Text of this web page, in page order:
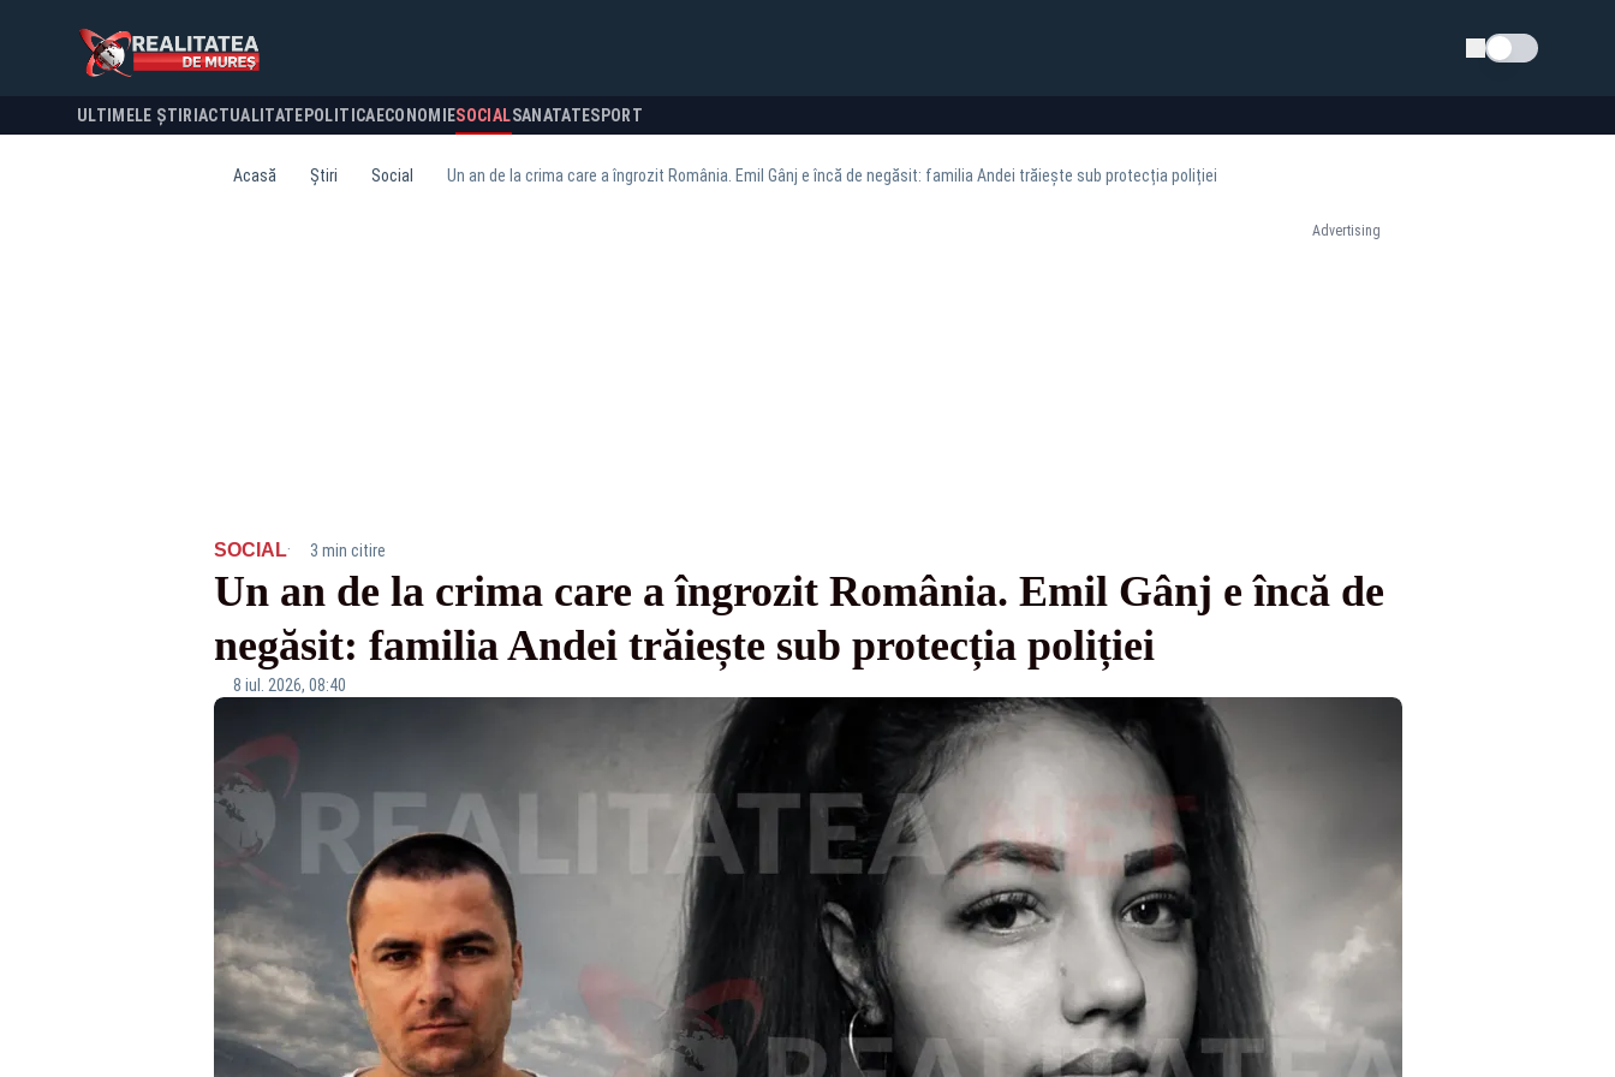
Schimba tema
ULTIMELE ȘTIRI ACTUALITATE POLITICA ECONOMIESOCIALSANATATESPORT
Acasă Știri Social Un an de la crima care a îngrozit România. Emil Gânj e încă de negăsit: familia Andei trăiește sub protecția poliției
Advertising
SOCIAL· 3 min citire
Un an de la crima care a îngrozit România. Emil Gânj e încă de
negăsit: familia Andei trăiește sub protecția poliției
8 iul. 2026, 08:40